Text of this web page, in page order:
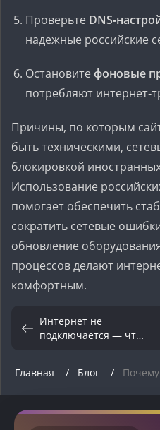
Проверьте
надежные российские
Остановитефоновые
потребляют
Причины, по которым
быть техническими,
блокировкой
Использование
помогает обеспечить
сократить сетевые
обновление
процессов делают
комфортным.
Интернет не
подключается — что
Главная Блог